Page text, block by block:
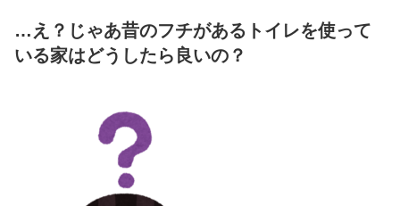
…え？じゃあ昔のフチがあるトイレを使って
いる家はどうしたら良いの？